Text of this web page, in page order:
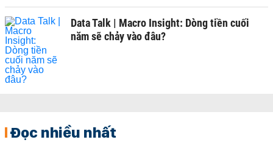
Data Talk | Macro Insight: Dòng tiền cuối
năm sẽ chảy vào đâu?
Đọc nhiều nhất